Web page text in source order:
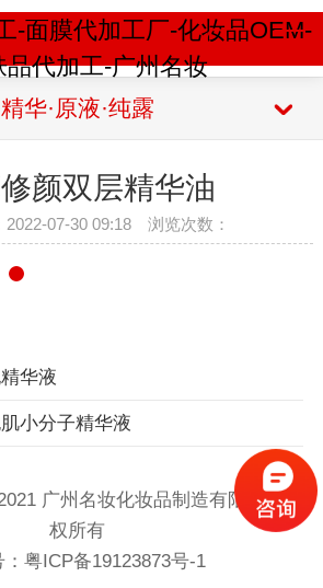
精华·原液·纯露
颜双层精华油
2022-07-30 09:18 浏览次数：
华液
小分子精华液
广州名妆化妆品制造有限公司 版
权所有
粤ICP备19123873号-1